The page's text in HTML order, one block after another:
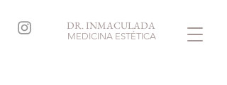
DR. INMACULADA
MEDICINA ESTÉTICA